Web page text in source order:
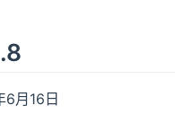
月16日